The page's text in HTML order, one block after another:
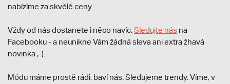
nabízíme za skvělé ceny.
Vždy od nás dostanete i něco navíc. Sledujte nás na
Facebooku - a neunikne Vám žádná sleva ani extra žhavá
novinka ;-).
Módu máme prostě rádi, baví nás. Sledujeme trendy. Víme, v